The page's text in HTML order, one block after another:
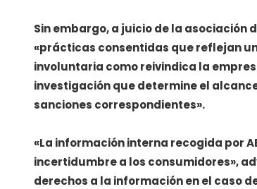
Sin embargo, a juicio de la asociación
«prácticas consentidas que reflejan
involuntaria como reivindica la
investigación que determine el
sanciones correspondientes».
«La información interna recogida por
incertidumbre a los consumidores»,
derechos a la información en el caso